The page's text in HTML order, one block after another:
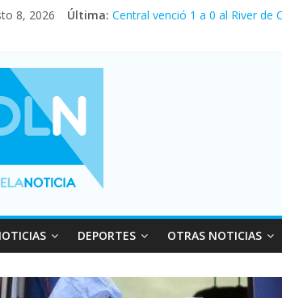
8, 2026 Última: Fuerte caída de la venta de
Desde que asumió Milei
Vacaciones de invierno con
DEPORTES OTRAS NOTICIAS